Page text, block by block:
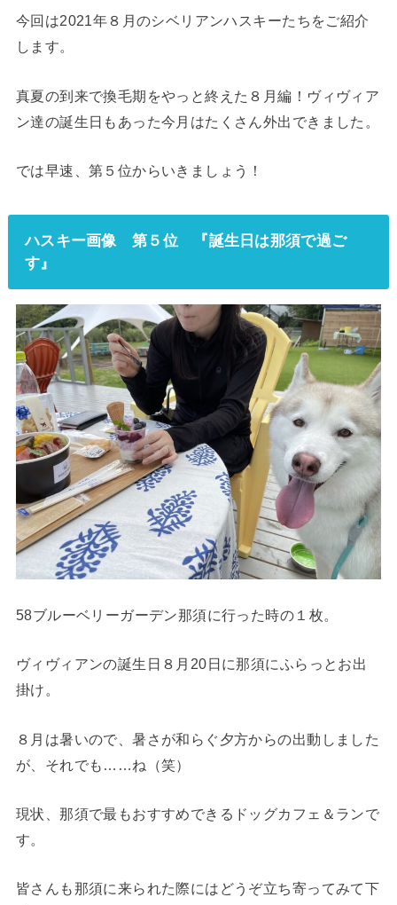
今回は2021年８月のシベリアンハスキーたちをご紹介
します。
真夏の到来で換毛期をやっと終えた８月編！ヴィヴィア
ン達の誕生日もあった今月はたくさん外出できました。
では早速、第５位からいきましょう！
ハスキー画像 第５位 『誕生日は那須で過ご
す』
58ブルーベリーガーデン那須に行った時の１枚。
ヴィヴィアンの誕生日８月20日に那須にふらっとお出
掛け。
８月は暑いので、暑さが和らぐ夕方からの出動しました
が、それでも……ね（笑）
現状、那須で最もおすすめできるドッグカフェ＆ランで
す。
皆さんも那須に来られた際にはどうぞ立ち寄ってみて下